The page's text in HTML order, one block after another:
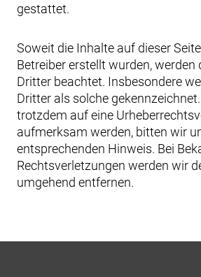
gestattet.
Soweit die Inhalte auf dieser
Betreiber erstellt wurden, werden
Dritter beachtet. Insbesondere
Dritter als solche
trotzdem auf eine
aufmerksam werden, bitten wir
entsprechenden Hinweis. Bei
Rechtsverletzungen werden wir
umgehend entfernen.